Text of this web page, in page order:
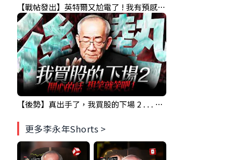
【戰帖發出】英特爾又尬電了 ! 我有預感台積電...｜ 盤後講股 Mr.永年 李 2026 / 08 / 04
【後勢】真出手了，我買股的下場 2 . . . 開心的話，就笑就笑吧 !｜19:30直播解盤 Mr.永年 李 2026 / 08 / 03
更多李永年Shorts >